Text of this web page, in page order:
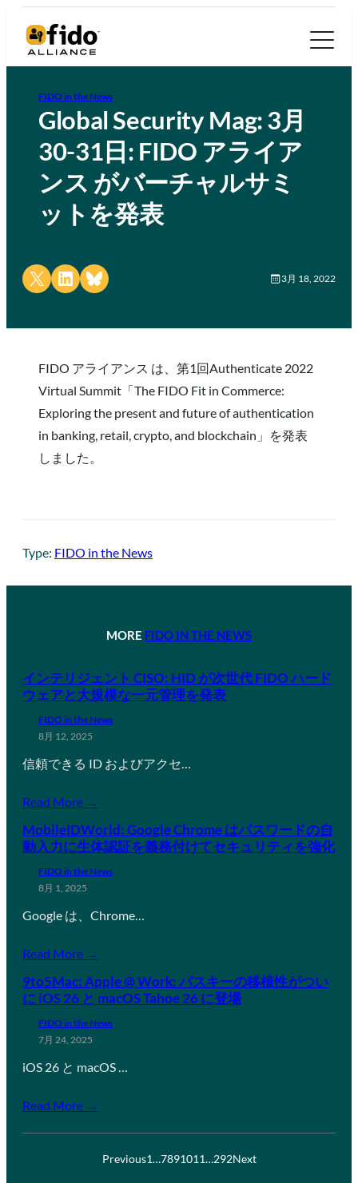
FIDO in the News
Global Security Mag: 3月
30-31日: FIDO アライア
ンス がバーチャルサミ
ットを発表
Share on X Share on LinkedIn
Share on Bluesky 3月 18, 2022
FIDO アライアンス は、第1回Authenticate 2022
Virtual Summit「The FIDO Fit in Commerce:
Exploring the present and future of authentication
in banking, retail, crypto, and blockchain」を発表
しました。
Type: FIDO in the News
MORE FIDO IN THE NEWS
インテリジェント CISO: HID が次世代 FIDO ハード
ウェアと大規模な一元管理を発表
FIDO in the News
8月 12, 2025
信頼できる ID およびアクセ…
Read More →
MobileIDWorld: Google Chrome はパスワードの自
動入力に生体認証を義務付けてセキュリティを強化
FIDO in the News
8月 1, 2025
Google は、Chrome…
Read More →
9to5Mac: Apple @ Work: パスキーの移植性がつい
に iOS 26 と macOS Tahoe 26 に登場
FIDO in the News
7月 24, 2025
iOS 26 と macOS …
Read More →
Previous1…7891011…292Next